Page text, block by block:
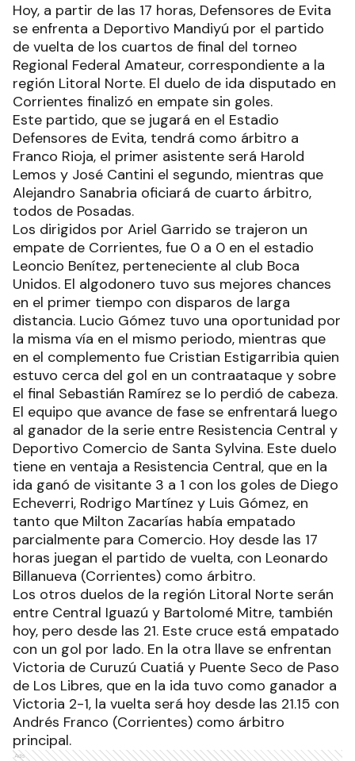
Hoy, a partir de las 17 horas, Defensores de Evita
se enfrenta a Deportivo Mandiyú por el partido
de vuelta de los cuartos de final del torneo
Regional Federal Amateur, correspondiente a la
región Litoral Norte. El duelo de ida disputado en
Corrientes finalizó en empate sin goles.
Este partido, que se jugará en el Estadio
Defensores de Evita, tendrá como árbitro a
Franco Rioja, el primer asistente será Harold
Lemos y José Cantini el segundo, mientras que
Alejandro Sanabria oficiará de cuarto árbitro,
todos de Posadas.
Los dirigidos por Ariel Garrido se trajeron un
empate de Corrientes, fue 0 a 0 en el estadio
Leoncio Benítez, perteneciente al club Boca
Unidos. El algodonero tuvo sus mejores chances
en el primer tiempo con disparos de larga
distancia. Lucio Gómez tuvo una oportunidad por
la misma vía en el mismo periodo, mientras que
en el complemento fue Cristian Estigarribia quien
estuvo cerca del gol en un contraataque y sobre
el final Sebastián Ramírez se lo perdió de cabeza.
El equipo que avance de fase se enfrentará luego
al ganador de la serie entre Resistencia Central y
Deportivo Comercio de Santa Sylvina. Este duelo
tiene en ventaja a Resistencia Central, que en la
ida ganó de visitante 3 a 1 con los goles de Diego
Echeverri, Rodrigo Martínez y Luis Gómez, en
tanto que Milton Zacarías había empatado
parcialmente para Comercio. Hoy desde las 17
horas juegan el partido de vuelta, con Leonardo
Billanueva (Corrientes) como árbitro.
Los otros duelos de la región Litoral Norte serán
entre Central Iguazú y Bartolomé Mitre, también
hoy, pero desde las 21. Este cruce está empatado
con un gol por lado. En la otra llave se enfrentan
Victoria de Curuzú Cuatiá y Puente Seco de Paso
de Los Libres, que en la ida tuvo como ganador a
Victoria 2-1, la vuelta será hoy desde las 21.15 con
Andrés Franco (Corrientes) como árbitro
principal.
Ads